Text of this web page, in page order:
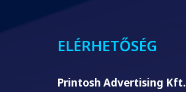
ELÉRHETŐSÉG
Printosh Advertising Kft.